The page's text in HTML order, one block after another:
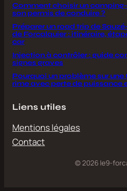
Comment choisir un
son permis de conduire ?
Préparer un road trip de
de Forcalquier : itinéraire,
car
Injection à contrôler : guide
signes graves
Pourquoi un problème sur une
rime avec perte de puissance
Liens utiles
Mentions légales
Contact
© 2026 le9-